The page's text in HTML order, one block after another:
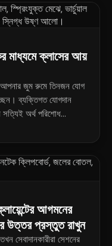
মাধ্যমে ক্লাসের আয়
আপনার জুম রুমে তিনজন যোগ
ব্যক্তিগত যোগদান
সত্যিই অর্থ পরিশোধ
আগমনের
উত্তর প্রস্তুত রাখুন
সেবাদানকারীরা সেশনের